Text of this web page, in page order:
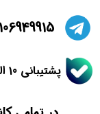
پشتیبانی 10 الی 19